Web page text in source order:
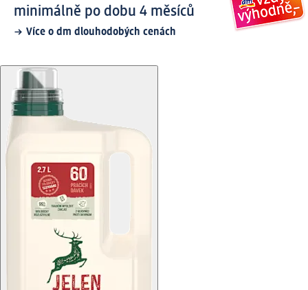
minimálně po dobu 4 měsíců
Více o dm dlouhodobých cenách